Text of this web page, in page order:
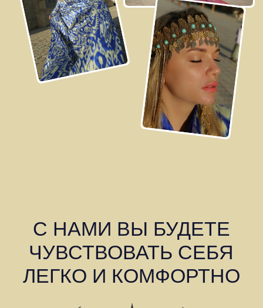
Экскурсия по Самарканду с аккредитованным
гидом, который унесет нас с вами во времена
Великого Тамерлана и познакомит с тайнами
веков этого древнего города.